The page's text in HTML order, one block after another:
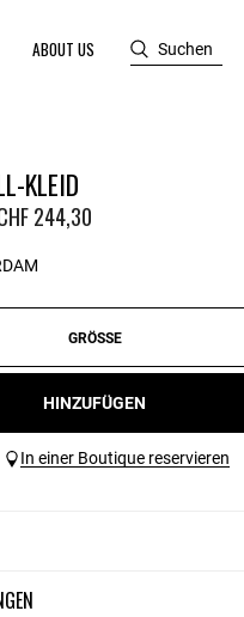
ABOUT US Suchen
KLEID
244,30
GRÖSSE
HINZUFÜGEN
In einer Boutique reservieren